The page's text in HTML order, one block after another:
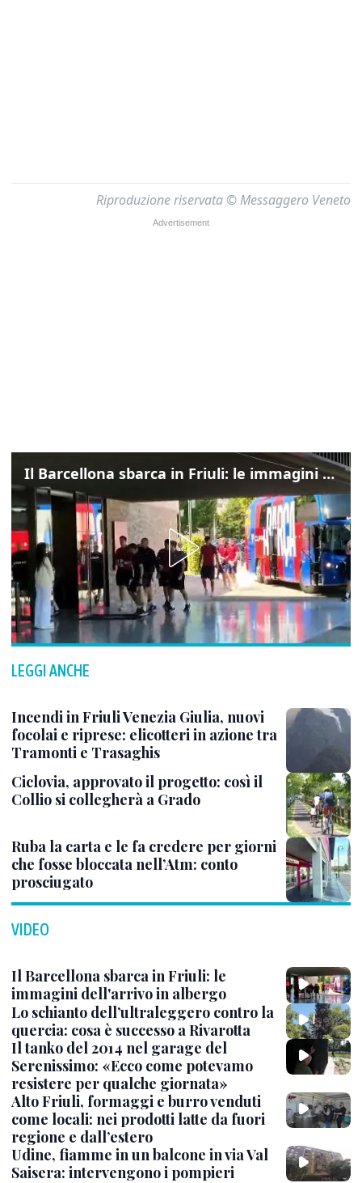
Riproduzione riservata © Messaggero Veneto
Il Barcellona sbarca in Friuli: le immagini dell'arrivo in albergo
LEGGI ANCHE
Incendi in Friuli Venezia Giulia, nuovi
focolai e riprese: elicotteri in azione tra
Tramonti e Trasaghis
Ciclovia, approvato il progetto: così il
Collio si collegherà a Grado
Ruba la carta e le fa credere per giorni
che fosse bloccata nell’Atm: conto
prosciugato
VIDEO
Il Barcellona sbarca in Friuli: le
immagini dell'arrivo in albergo
Lo schianto dell’ultraleggero contro la
quercia: cosa è successo a Rivarotta
Il tanko del 2014 nel garage del
Serenissimo: «Ecco come potevamo
resistere per qualche giornata»
Alto Friuli, formaggi e burro venduti
come locali: nei prodotti latte da fuori
regione e dall’estero
Udine, fiamme in un balcone in via Val
Saisera: intervengono i pompieri